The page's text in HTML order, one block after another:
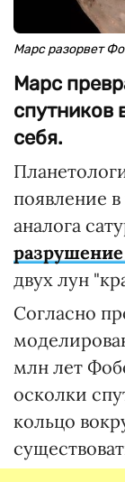
Марс разорвет
Марс
спутников
себя.
появление
аналога
разрушение
двух лун
Согласно
млн лет
осколки
кольцо